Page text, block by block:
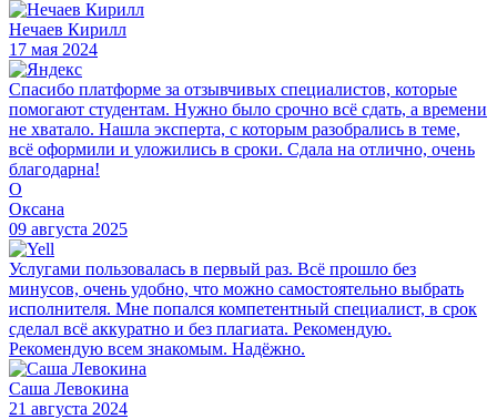
Нечаев Кирилл
17 мая 2024
Спасибо платформе за отзывчивых специалистов, которые
помогают студентам. Нужно было срочно всё сдать, а времени
не хватало. Нашла эксперта, с которым разобрались в теме,
всё оформили и уложились в сроки. Сдала на отлично, очень
благодарна!
О
Оксана
09 августа 2025
Услугами пользовалась в первый раз. Всё прошло без
минусов, очень удобно, что можно самостоятельно выбрать
исполнителя. Мне попался компетентный специалист, в срок
сделал всё аккуратно и без плагиата. Рекомендую.
Рекомендую всем знакомым. Надёжно.
Саша Левокина
21 августа 2024